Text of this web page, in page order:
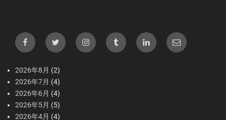
FacebookX（Twitter）Instagramtumblr LInkedIn メ
ー
2026年8月 (2)
2026年7月 (4)
2026年6月 (4)
2026年5月 (5)
2026年4月 (4)